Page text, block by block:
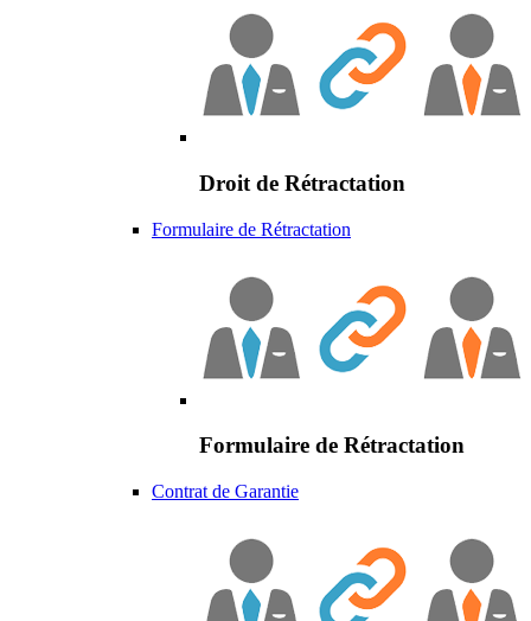
Droit de Rétractation
Formulaire de Rétractation
Formulaire de Rétractation
Contrat de Garantie